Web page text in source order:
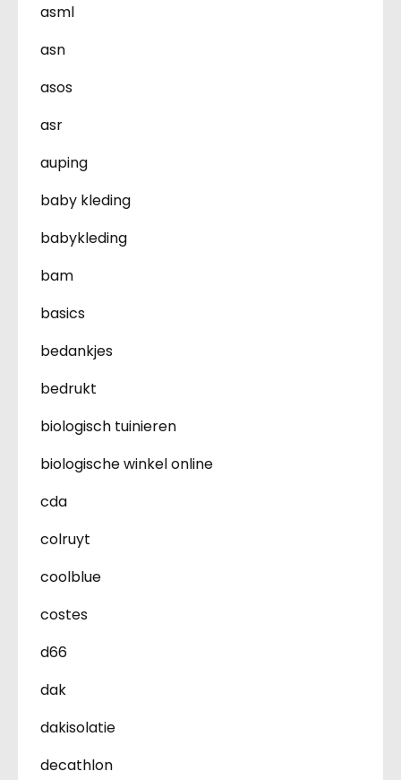
asml
asn
asos
asr
auping
baby kleding
babykleding
bam
basics
bedankjes
bedrukt
biologisch tuinieren
biologische winkel online
cda
colruyt
coolblue
costes
d66
dak
dakisolatie
decathlon